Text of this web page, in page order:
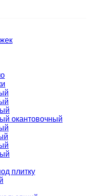
окантовочный
плитку